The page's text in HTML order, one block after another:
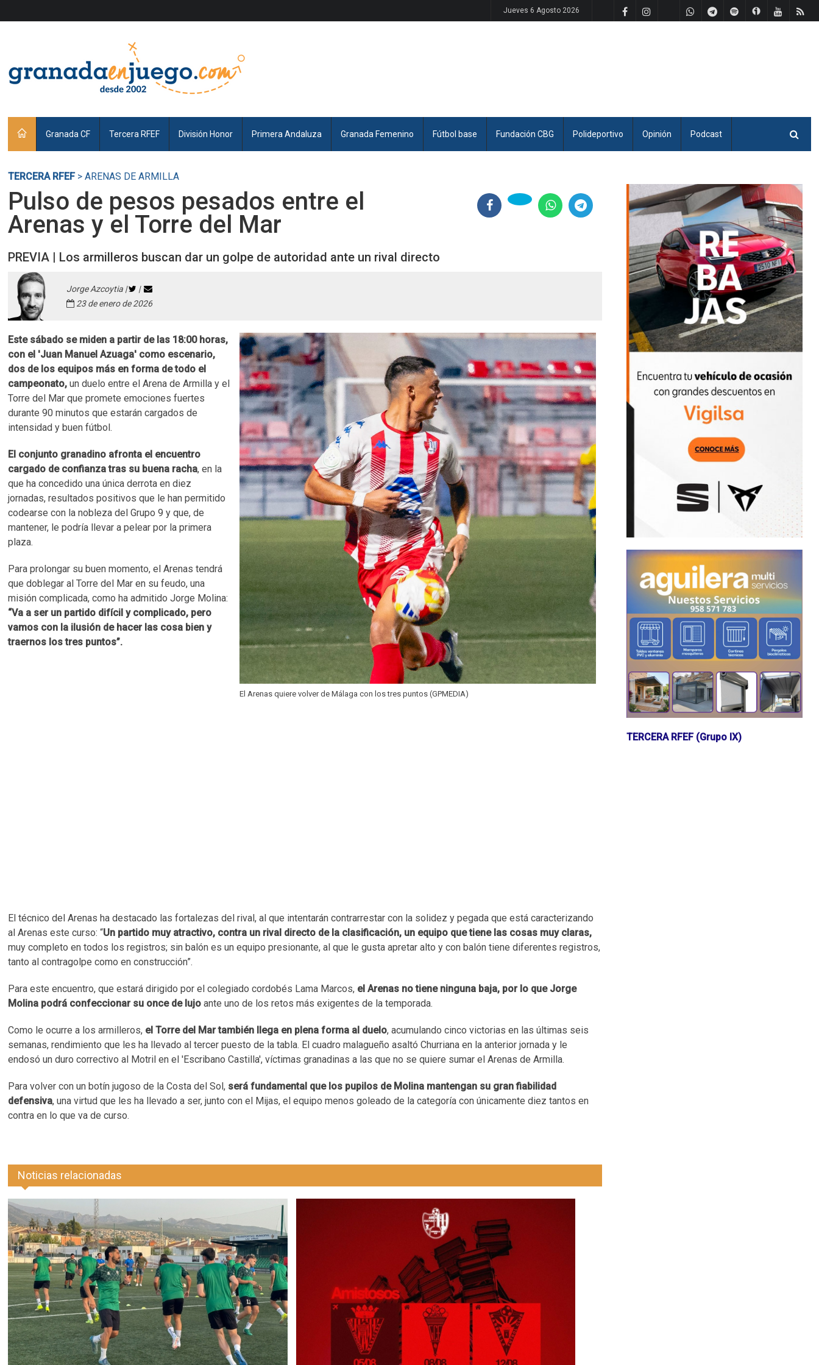
Jueves 6 Agosto 2026
Granada CF Tercera RFEF División Honor Primera Andaluza Granada Femenino Fútbol base Fundación CBG Polideportivo Opinión Podcast
TERCERA RFEF> ARENAS DE ARMILLA
Pulso de pesos pesados entre el
Arenas y el Torre del Mar
PREVIA | Los armilleros buscan dar un golpe de autoridad ante un rival directo
Jorge Azcoytia |
|
23 de enero de 2026
El Arenas quiere volver de Málaga con los tres puntos (GPMEDIA)
Este sábado se miden a partir de las 18:00 horas,
con el 'Juan Manuel Azuaga' como escenario,
dos de los equipos más en forma de todo el
campeonato, un duelo entre el Arena de Armilla y el
Torre del Mar que promete emociones fuertes
durante 90 minutos que estarán cargados de
intensidad y buen fútbol.
El conjunto granadino afronta el encuentro
cargado de confianza tras su buena racha, en la
que ha concedido una única derrota en diez
jornadas, resultados positivos que le han permitido
codearse con la nobleza del Grupo 9 y que, de
mantener, le podría llevar a pelear por la primera
plaza.
Para prolongar su buen momento, el Arenas tendrá
que doblegar al Torre del Mar en su feudo, una
misión complicada, como ha admitido Jorge Molina:
“Va a ser un partido difícil y complicado, pero
vamos con la ilusión de hacer las cosa bien y
traernos los tres puntos”.
El técnico del Arenas ha destacado las fortalezas del rival, al que intentarán contrarrestar con la solidez y pegada que está caracterizando
al Arenas este curso: “Un partido muy atractivo, contra un rival directo de la clasificación, un equipo que tiene las cosas muy claras,
muy completo en todos los registros; sin balón es un equipo presionante, al que le gusta apretar alto y con balón tiene diferentes registros,
tanto al contragolpe como en construcción”.
Para este encuentro, que estará dirigido por el colegiado cordobés Lama Marcos, el Arenas no tiene ninguna baja, por lo que Jorge
Molina podrá confeccionar su once de lujoante uno de los retos más exigentes de la temporada.
Como le ocurre a los armilleros, el Torre del Mar también llega en plena forma al duelo, acumulando cinco victorias en las últimas seis
semanas, rendimiento que les ha llevado al tercer puesto de la tabla. El cuadro malagueño asaltó Churriana en la anterior jornada y le
endosó un duro correctivo al Motril en el 'Escribano Castilla', víctimas granadinas a las que no se quiere sumar el Arenas de Armilla.
Para volver con un botín jugoso de la Costa del Sol, será fundamental que los pupilos de Molina mantengan su gran fiabilidad
defensiva, una virtud que les ha llevado a ser, junto con el Mijas, el equipo menos goleado de la categoría con únicamente diez tantos en
contra en lo que va de curso.
Noticias relacionadas
TERCERA RFEF (Grupo IX)